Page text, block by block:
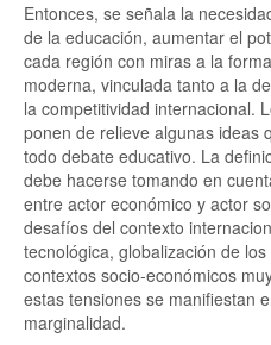
Entonces, se señala la
de la educación, aumentar el
cada región con miras a la
moderna, vinculada tanto a la
la competitividad internacional.
ponen de relieve algunas ideas
todo debate educativo. La
debe hacerse tomando en
entre actor económico y actor
desafíos del contexto
tecnológica, globalización de
contextos socio-económicos
estas tensiones se manifiestan
marginalidad.